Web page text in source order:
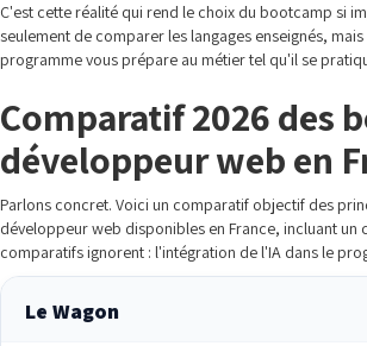
C'est cette réalité qui rend le choix du bootcamp si
seulement de comparer les langages enseignés,
programme vous prépare au métier tel qu'il se
Comparatif 2026 des
développeur web en
Parlons concret. Voici un comparatif objectif des
développeur web disponibles en France, incluant un
comparatifs ignorent : l'intégration de l'IA dans le
Le Wagon